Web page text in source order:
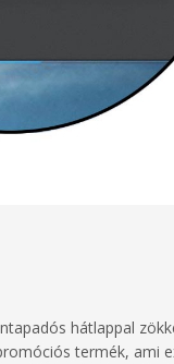
hátlappal
termék, ami